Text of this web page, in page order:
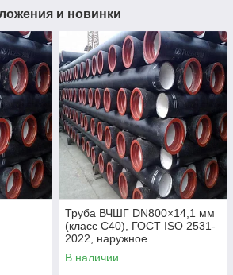
и новинки
Труба ВЧШГ DN800×14,1 мм
(класс C40), ГОСТ ISO 2531-
2022, наружное
полиуретановое покрытие,
внутреннее цементно-
В наличии